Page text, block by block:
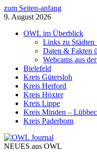
zum Seiten-anfang
9. August 2026
OWL im Überblick
Links zu
Daten & Fakten
Webcams aus
Bielefeld
Kreis Gütersloh
Kreis Herford
Kreis Höxter
Kreis Lippe
Kreis Minden –
Kreis Paderborn
NEUES aus OWL